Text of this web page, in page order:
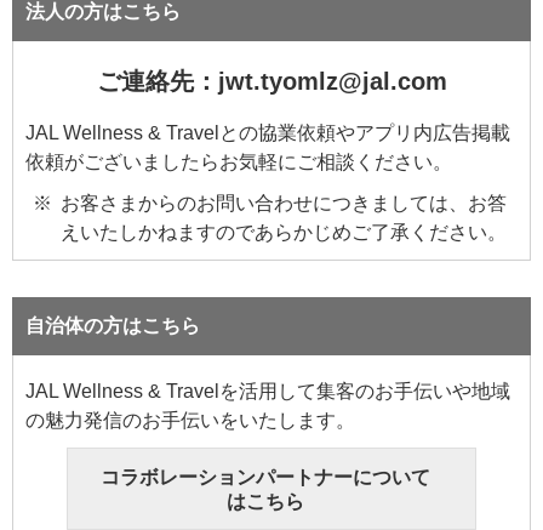
法人の方はこちら
ご連絡先：jwt.tyomlz@jal.com
JAL Wellness & Travelとの協業依頼やアプリ内広告掲載
依頼がございましたらお気軽にご相談ください。
お客さまからのお問い合わせにつきましては、お答
えいたしかねますのであらかじめご了承ください。
自治体の方はこちら
JAL Wellness & Travelを活用して集客のお手伝いや地域
の魅力発信のお手伝いをいたします。
コラボレーションパートナーについて
はこちら